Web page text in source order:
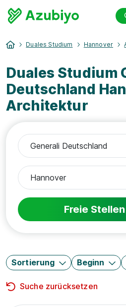
Duales Studium Hannover
Duales Studium
Deutschland
Architektur
Freie
Sortierung Beginn
Suche zurücksetzen